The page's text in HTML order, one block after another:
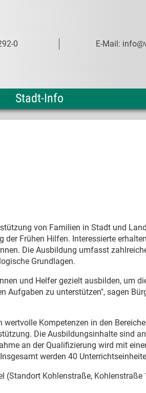
0 E-Mail:
Stadt-Info
von Familien in Stadt und
Frühen Hilfen. Interessierte
Die Ausbildung umfasst
Grundlagen.
und Helfer gezielt ausbilden, um
Aufgaben zu unterstützen", sagen
Kompetenzen in den
Die Ausbildungsinhalte sind
an der Qualifizierung wird mit
werden 40
(Standort Kohlenstraße, Kohlenstraße